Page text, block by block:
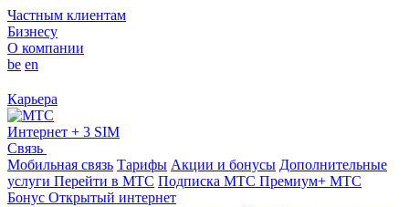
Частным клиентам
Бизнесу
О компании
be en
Карьера
Интернет + 3 SIM
Связь
Мобильная связь Тарифы Акции и бонусы Дополнительные
услуги Перейти в МТС Подписка МТС Премиум+ МТС
Бонус Открытый интернет